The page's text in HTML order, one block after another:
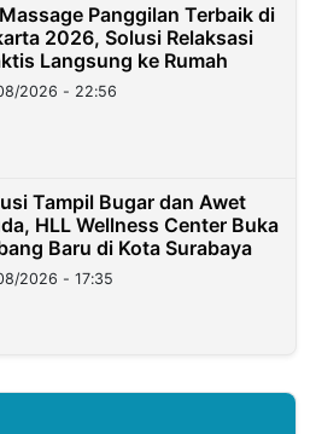
Panggilan Terbaik di
2026, Solusi Relaksasi
Langsung ke Rumah
2026 - 22:56
Tampil Bugar dan Awet
HLL Wellness Center Buka
Baru di Kota Surabaya
2026 - 17:35